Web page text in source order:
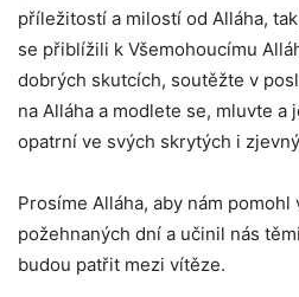
příležitostí a milostí od Alláha,
se přiblížili k Všemohoucímu
dobrých skutcích, soutěžte v
na Alláha a modlete se, mluvte
opatrní ve svých skrytých i
Prosíme Alláha, aby nám
požehnaných dní a učinil nás
budou patřit mezi vítěze.